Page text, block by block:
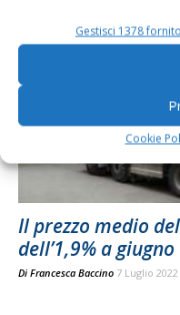
Gestisci 1378
Cookie
Il prezzo medio
dell’1,9% a giugno
Di Francesca Baccino 7 Luglio 2022